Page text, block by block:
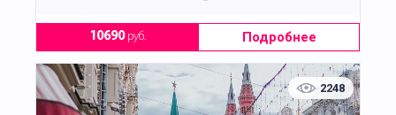
10690руб. Подробнее
2248